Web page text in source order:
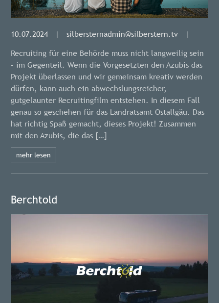
10.07.2024 | silbersternadmin@silberstern.tv |
Recruiting für eine Behörde muss nicht langweilig sein
– im Gegenteil. Wenn die Vorgesetzten den Azubis das
Projekt überlassen und wir gemeinsam kreativ werden
dürfen, kann auch ein abwechslungsreicher,
gutgelaunter Recruitingfilm entstehen. In diesem Fall
genau so geschehen für das Landratsamt Ostallgäu. Das
hat richtig Spaß gemacht, dieses Projekt! Zusammen
mit den Azubis, die das […]
mehr lesen
Berchtold